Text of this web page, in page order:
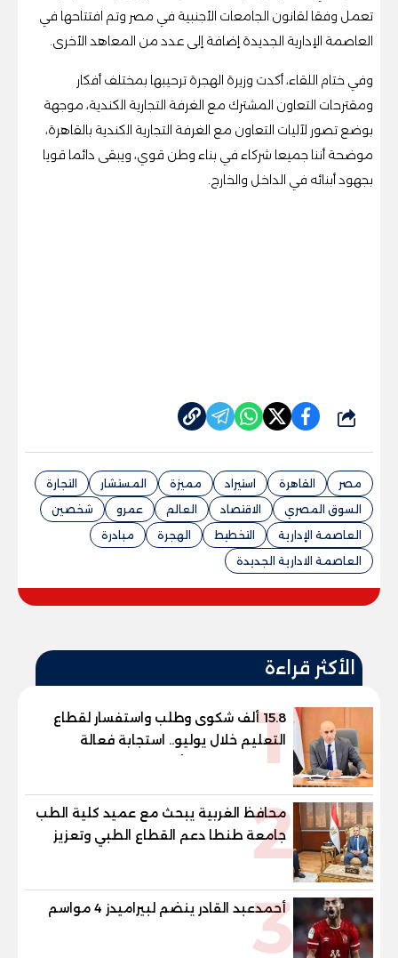
تعمل وفقا لقانون الجامعات الأجنبية في مصر وتم افتتاحها في
العاصمة الإدارية الجديدة إضافة إلى عدد من المعاهد الأخرى.
وفي ختام اللقاء، أكدت وزيرة الهجرة ترحيبها بمختلف أفكار
ومقترحات التعاون المشترك مع الغرفة التجارية الكندية، موجهة
بوضع تصور لآليات التعاون مع الغرفة التجارية الكندية بالقاهرة،
موضحة أننا جميعا شركاء في بناء وطن قوي، ويبقى دائما قويا
بجهود أبنائه في الداخل والخارج.
شارك
مصر القاهرة استيراد مميزة المستشار
التجارة
السوق المصري
الاقتصاد العالم عمرو
شخصين
العاصمة الإدارية
التخطيط الهجرة
مبادرة
العاصمة الادارية الجديدة
الأكثر قراءة
115.8 ألف شكوى وطلب واستفسار لقطاع
التعليم خلال يوليو.. استجابة فعالة
لشكاوى الطلاب وأولياء الأمور
2
محافظ الغربية يبحث مع عميد كلية الطب
جامعة طنطا دعم القطاع الطبي وتعزيز
الاستفادة من الخبرات الأكاديمية
3
أحمدعبد القادر ينضم لبيراميدز 4 مواسم